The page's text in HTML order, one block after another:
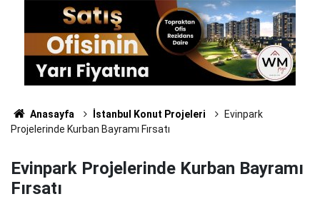
Anasayfa İstanbul Konut Projeleri
Evinpark
Projelerinde Kurban Bayramı Fırsatı
Evinpark Projelerinde Kurban Bayramı
Fırsatı